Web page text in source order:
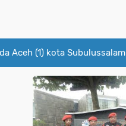
Aceh (1) kota Subulussalam